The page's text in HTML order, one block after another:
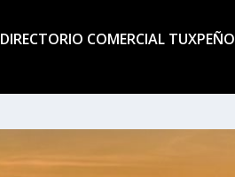
DIRECTORIO COMERCIAL TUXPEÑO